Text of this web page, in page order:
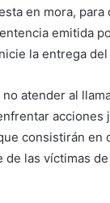
en mora, para
emitida
la entrega
atender al
acciones
consistirán en
las víctimas